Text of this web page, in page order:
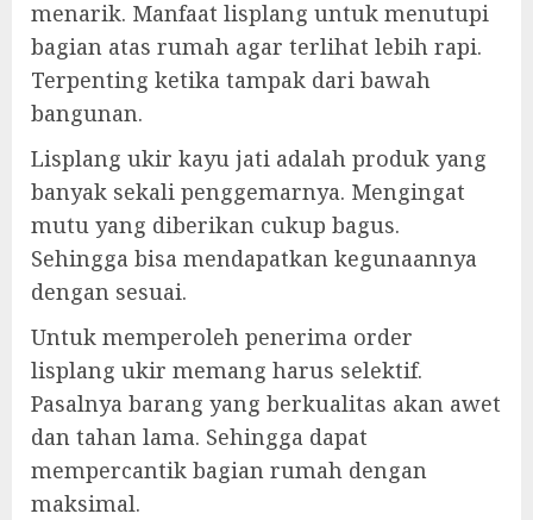
menarik. Manfaat lisplang untuk menutupi
bagian atas rumah agar terlihat lebih rapi.
Terpenting ketika tampak dari bawah
bangunan.
Lisplang ukir kayu jati adalah produk yang
banyak sekali penggemarnya. Mengingat
mutu yang diberikan cukup bagus.
Sehingga bisa mendapatkan kegunaannya
dengan sesuai.
Untuk memperoleh penerima order
lisplang ukir memang harus selektif.
Pasalnya barang yang berkualitas akan awet
dan tahan lama. Sehingga dapat
mempercantik bagian rumah dengan
maksimal.